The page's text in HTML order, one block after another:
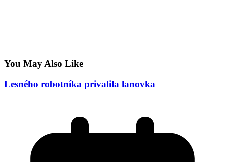
You May Also Like
Lesného robotníka privalila lanovka